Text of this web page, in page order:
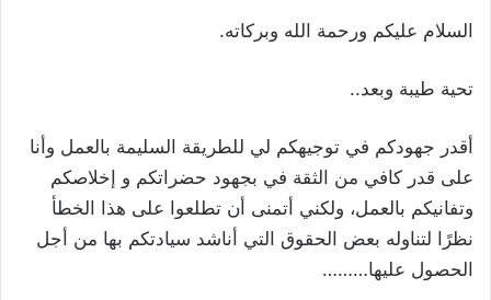
السلام عليكم ورحمة الله وبركاته.
تحية طيبة وبعد..
أقدر جهودكم في توجيهكم لي للطريقة السليمة بالعمل وأنا
على قدر كافي من الثقة في بجهود حضراتكم و إخلاصكم
وتفانيكم بالعمل، ولكني أتمنى أن تطلعوا على هذا الخطأ
نظرًا لتناوله بعض الحقوق التي أناشد سيادتكم بها من أجل
الحصول عليها………